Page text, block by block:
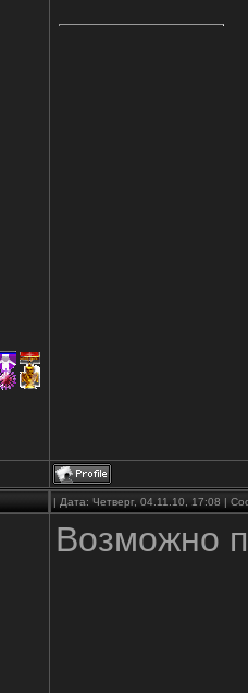
| Дата: Четверг, 04.11.10, 17:08 |
Возможно